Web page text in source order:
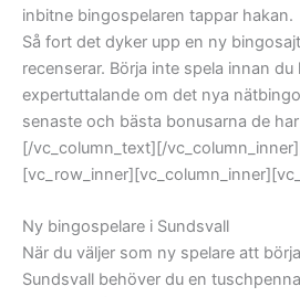
inbitne bingospelaren tappar hakan.
Så fort det dyker upp en ny
recenserar. Börja inte spela innan
expertuttalande om det nya
senaste och bästa bonusarna de
[/vc_column_text][/
Ny bingospelare i Sundsvall
När du väljer som ny spelare att
Sundsvall behöver du en